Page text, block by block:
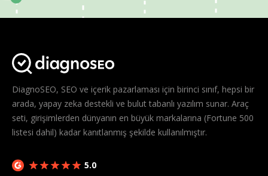
DiagnoSEO, SEO ve içerik pazarlaması için birinci sınıf, hepsi bir
arada, yapay zeka destekli ve bulut tabanlı yazılım sunar. Araç
seti, girişimlerden dünyanın en büyük markalarına (Fortune 500
listesi dahil) kadar kanıtlanmış şekilde kullanılmıştır.
5.0